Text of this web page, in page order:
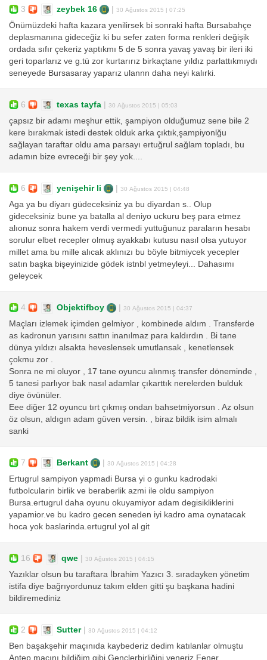
3 zeybek 16 | 30 Ağustos 2015 | 07:25
Önümüzdeki hafta kazara yenilirsek bi sonraki hafta Bursabahçe
deplasmanına gideceğiz ki bu sefer zaten forma renkleri değişik
ordada sıfır çekeriz yaptıkmı 5 de 5 sonra yavaş yavaş bir ileri iki
geri toparlarız ve g.tü zor kurtarırız birkaçtane yıldız parlattıkmıydı
seneyede Bursasaray yaparız ulannn daha neyi kalırki.
6 texas tayfa | 30 Ağustos 2015 | 05:03
çapsız bir adamı meşhur ettik, şampiyon olduğumuz sene bile 2
kere bırakmak istedi destek olduk arka çıktık,şampiyonlğu
sağlayan taraftar oldu ama parsayı ertuğrul sağlam topladı, bu
adamın bize evreceği bir şey yok....
6 yenişehir li | 30 Ağustos 2015 | 04:48
Aga ya bu diyarı güdeceksiniz ya bu diyardan s.. Olup
gideceksiniz bune ya batalla al deniyo uckuru beş para etmez
alıonuz sonra hakem verdi vermedi yuttuğunuz paraların hesabı
sorulur elbet recepler olmuş ayakkabı kutusu nasıl olsa yutuyor
millet ama bu mille alıcak aklınızı bu böyle bitmiycek yecepler
satın başka bişeyinizide gödek istnbl yetmeyleyi... Dahasımı
geleycek
4 Objektifboy | 30 Ağustos 2015 | 04:37
Maçları izlemek içimden gelmiyor , kombinede aldım . Transferde
as kadronun yarısını sattın inanılmaz para kaldırdın . Bi tane
dünya yıldızı alsakta heveslensek umutlansak , kenetlensek
çokmu zor .
Sonra ne mi oluyor , 17 tane oyuncu alınmış transfer döneminde ,
5 tanesi parlıyor bak nasıl adamlar çıkarttık nerelerden bulduk
diye övünüler.
Eee diğer 12 oyuncu tırt çıkmış ondan bahsetmiyorsun . Az olsun
öz olsun, aldıgın adam güven versin. , biraz bildik isim almalı
sanki
7 Berkant | 30 Ağustos 2015 | 04:28
Ertugrul sampiyon yapmadi Bursa yi o gunku kadrodaki
futbolcularin birlik ve beraberlik azmi ile oldu sampiyon
Bursa.ertugrul daha oyunu okuyamiyor adam degisikliklerini
yapamior.ve bu kadro gecen seneden iyi kadro ama oynatacak
hoca yok baslarinda.ertugrul yol al git
16 qwe | 30 Ağustos 2015 | 04:15
Yazıklar olsun bu taraftara İbrahim Yazıcı 3. sıradayken yönetim
istifa diye bağrıyordunuz takım elden gitti şu başkana hadini
bildiremediniz
2 Sutter| 30 Ağustos 2015 | 04:12
Ben başakşehir maçınıda kaybederiz dedim katılanlar olmuştu
Antep maçını bildiğim gibi Gençlerbirliğini yeneriz Fener